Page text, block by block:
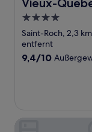
Vieux-
4.0-
Sterne-
Unterkunft
Saint-Roch, 2,3
entfernt
9.4
9,4/10